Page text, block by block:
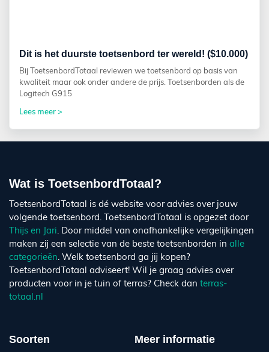
Dit is het duurste toetsenbord ter wereld! ($10.000)
Bij ToetsenbordTotaal reviewen we toetsenbord op basis van
kwaliteit maar ook onder andere de prijs. Toetsenborden als de
Logitech G915
Lees meer >
Wat is ToetsenbordTotaal?
ToetsenbordTotaal is dé website voor advies over jouw
volgende toetsenbord. ToetsenbordTotaal is opgezet door
Thijs en Jari. Door middel van onafhankelijke vergelijkingen
maken zij een selectie van de beste toetsenborden in alle
categorieën. Welk toetsenbord ga jij kopen?
ToetsenbordTotaal adviseert! Wil je graag advies over
producten voor in je tuin of terras? Check dan terras-
totaal.nl
Soorten Meer informatie